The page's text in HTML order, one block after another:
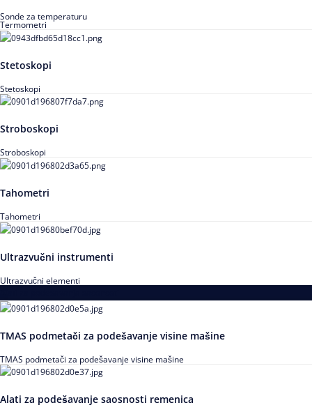
Sonde za temperaturu
Termometri
Stetoskopi
Stetoskopi
Stroboskopi
Stroboskopi
Tahometri
Tahometri
Ultrazvučni instrumenti
Ultrazvučni elementi
TMAS podmetači za podešavanje visine mašine
TMAS podmetači za podešavanje visine mašine
Alati za podešavanje saosnosti remenica